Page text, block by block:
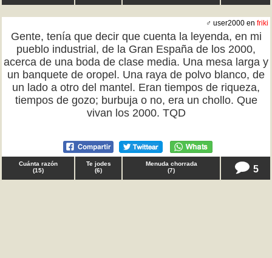
♂ user2000 en friki
Gente, tenía que decir que cuenta la leyenda, en mi
pueblo industrial, de la Gran España de los 2000,
acerca de una boda de clase media. Una mesa larga y
un banquete de oropel. Una raya de polvo blanco, de
un lado a otro del mantel. Eran tiempos de riqueza,
tiempos de gozo; burbuja o no, era un chollo. Que
vivan los 2000. TQD
Cuánta razón
(15)
Te jodes
(6)
Menuda chorrada
(7) 5